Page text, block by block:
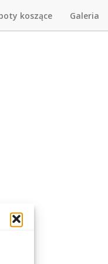
koszące Galeria